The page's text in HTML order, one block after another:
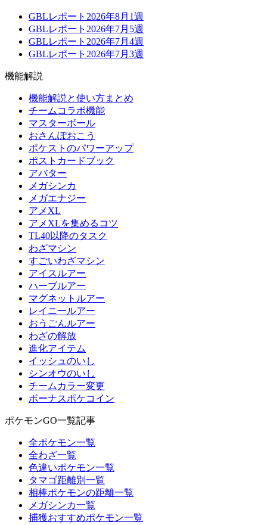
GBLレポート2026年8月1週
GBLレポート2026年7月5週
GBLレポート2026年7月4週
GBLレポート2026年7月3週
機能解説
機能解説と使い方まとめ
チームコラボ機能
マスターボール
おさんぽおこう
ポケストのパワーアップ
ポストカードブック
アバター
メガシンカ
メガエナジー
アメXL
アメXLを集めるコツ
TL40以降のタスク
わざマシン
すごいわざマシン
アイスルアー
ハーブルアー
マグネットルアー
レイニールアー
おうごんルアー
わざの解放
進化アイテム
イッシュのいし
シンオウのいし
チームカラー変更
ボーナスポケコイン
ポケモンGO一覧記事
全ポケモン一覧
全わざ一覧
色違いポケモン一覧
タマゴ距離別一覧
相棒ポケモンの距離一覧
メガシンカ一覧
捕獲おすすめポケモン一覧